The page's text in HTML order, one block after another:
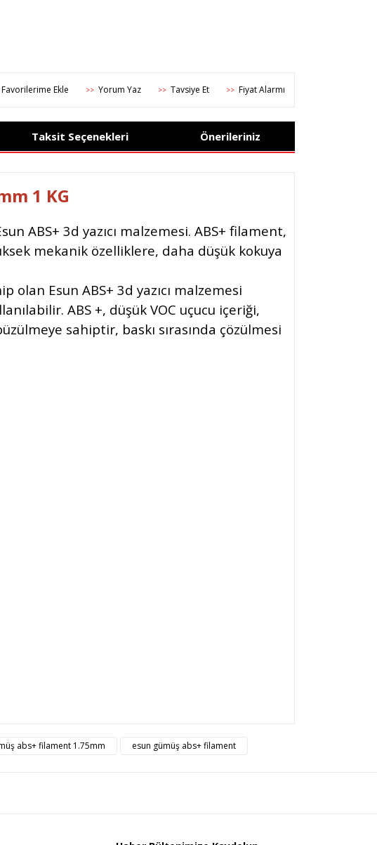
>> Yorum Yaz >> Tavsiye Et >> Fiyat Alarmı
Taksit Seçenekleri Önerileriniz
1 KG
ABS+ 3d yazıcı malzemesi. ABS+ filament,
mekanik özelliklere, daha düşük kokuya
Esun ABS+ 3d yazıcı malzemesi
ABS +, düşük VOC uçucu içeriği,
sahiptir, baskı sırasında çözülmesi
yetersiz gördüğünüz noktaları öneri formunu kullanarak
abs+ filament 1.75mm esun gümüş abs+ filament